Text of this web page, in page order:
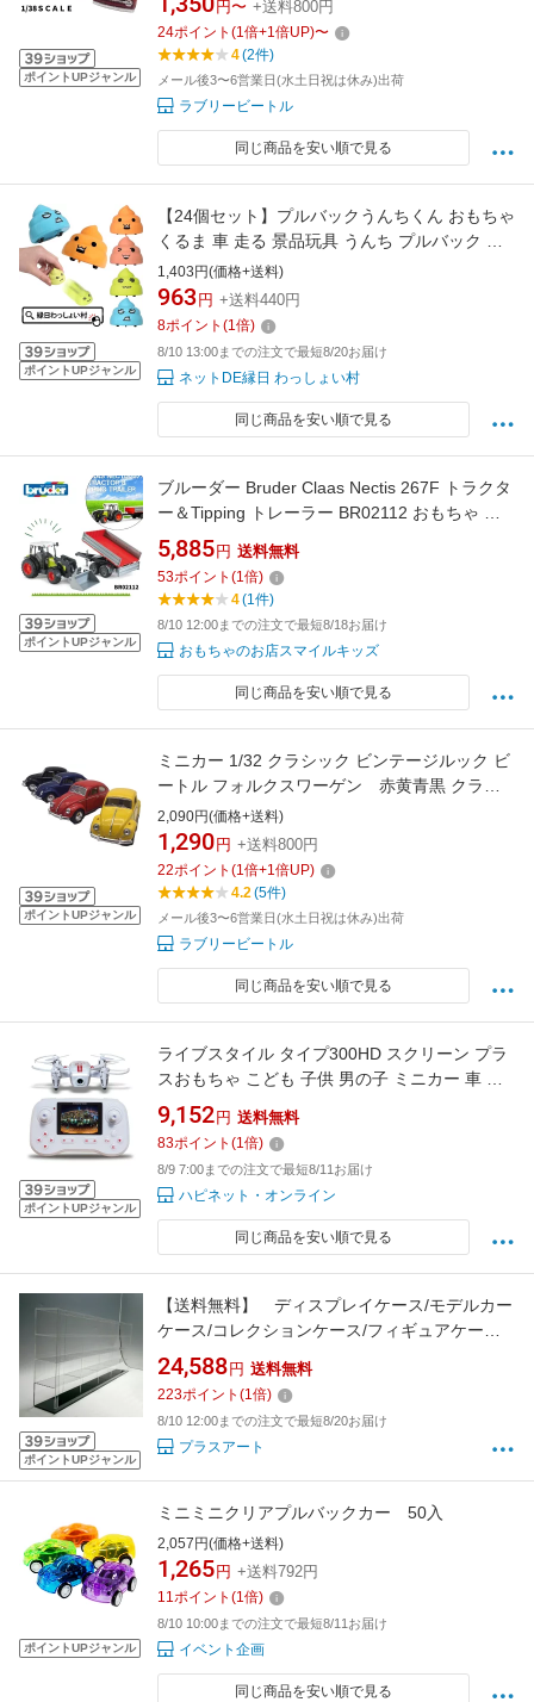
ポイントUPジャンル
円〜 +送料800円
24ポイント (1倍+1倍UP)〜
4(2件)
メール後3〜6営業日(水土日祝は休み)出荷
ラブリービートル
同じ商品を安い順で見る
ポイントUPジャンル
【24個セット】プルバックうんちくん おもちゃ
くるま 車 走る 景品玩具 うんち プルバック 子
ども会 子供会 景品 玩具 おもちゃ 男の子 女の
子 くじ引き景品 業務用 おまけ 縁日 お祭り お
祭り問屋 クリスマス プレゼント
1,403円(価格+送料)
963 円 +送料440円
8ポイント (1倍)
8/10 13:00までの注文で最短8/20お届け
ネットDE縁日 わっしょい村
同じ商品を安い順で見る
ポイントUPジャンル
ブルーダー Bruder Claas Nectis 267F トラクタ
ー＆Tipping トレーラー BR02112 おもちゃ 知
育玩具 働く車 乗り物 車 ミニカー 3歳 4歳 5歳
誕生日プレゼント 男の子 ギフト ドイツ製 はた
らくくるま 農業機械 クラス 1/16スケール プレ
ゼント 出産祝い 人気 丈夫 砂場 牽引
5,885 円 送料無料
53ポイント (1倍)
4(1件)
8/10 12:00までの注文で最短8/18お届け
おもちゃのお店スマイルキッズ
同じ商品を安い順で見る
ポイントUPジャンル
ミニカー 1/32 クラシック ビンテージルック ビ
ートル フォルクスワーゲン 赤黄青黒 クラシ
ックカー 外車 プルバック 新品 キンスマー
ト
2,090円(価格+送料)
1,290 円 +送料800円
22ポイント (1倍+1倍UP)
4.2(5件)
メール後3〜6営業日(水土日祝は休み)出荷
ラブリービートル
同じ商品を安い順で見る
ポイントUPジャンル
ライブスタイル タイプ300HD スクリーン プラ
スおもちゃ こども 子供 男の子 ミニカー 車 く
るま 10歳
9,152 円 送料無料
83ポイント (1倍)
8/9 7:00までの注文で最短8/11お届け
ハピネット・オンライン
同じ商品を安い順で見る
ポイントUPジャンル
【送料無料】 ディスプレイケース/モデルカー
ケース/コレクションケース/フィギュアケー
ス 20オールクリアタイプ
24,588 円 送料無料
223ポイント (1倍)
8/10 12:00までの注文で最短8/20お届け
プラスアート
ポイントUPジャンル
ミニミニクリアプルバックカー 50入
2,057円(価格+送料)
1,265 円 +送料792円
11ポイント (1倍)
8/10 10:00までの注文で最短8/11お届け
イベント企画
同じ商品を安い順で見る